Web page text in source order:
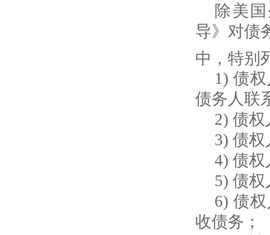
除美
导》对债
中，特别
1)债
债务人联
2)债权
3)债权
4)债权
5)债权
6)债
收债务；